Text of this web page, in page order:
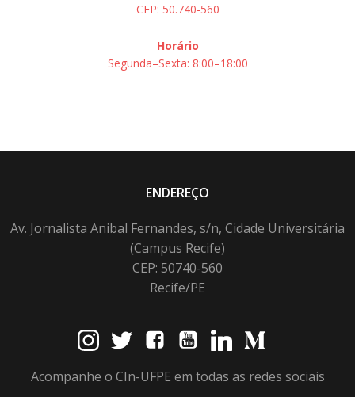
CEP: 50.740-560
Horário
Segunda–Sexta: 8:00–18:00
ENDEREÇO
Av. Jornalista Anibal Fernandes, s/n, Cidade Universitária
(Campus Recife)
CEP: 50740-560
Recife/PE
Acompanhe o CIn-UFPE em todas as redes sociais